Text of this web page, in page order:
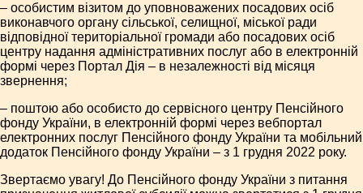
– особистим візитом до уповноважених посадових осіб
виконавчого органу сільської, селищної, міської ради
відповідної територіальної громади або посадових осіб
центру надання адміністративних послуг або в електронній
формі через Портал Дія – в незалежності від місяця
звернення;
– поштою або особисто до сервісного центру Пенсійного
фонду України, в електронній формі через вебпортал
електронних послуг Пенсійного фонду України та мобільний
додаток Пенсійного фонду України – з 1 грудня 2022 року.
Звертаємо увагу! До Пенсійного фонду України з питання